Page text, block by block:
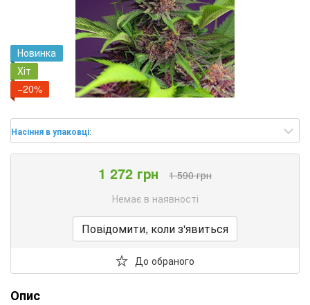
Новинка
Хіт
−20%
Насіння в упаковці:
1 272 грн
1 590 грн
Немає в наявності
Повідомити, коли з'явиться
До обраного
Опис